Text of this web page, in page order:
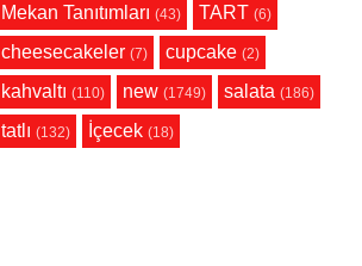
Mekan Tanıtımları (43) TART (6)
cheesecakeler (7) cupcake (2)
kahvaltı (110) new (1749) salata (186)
tatlı (132) İçecek (18)